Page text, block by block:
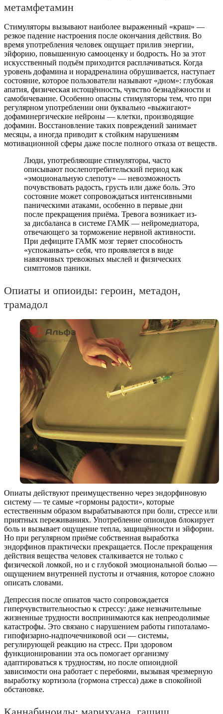
метамфетамин
Стимуляторы вызывают наиболее выраженный «краш» —
резкое падение настроения после окончания действия. Во
время употребления человек ощущает прилив энергии,
эйфорию, повышенную самооценку и бодрость. Но за этот
искусственный подъём приходится расплачиваться. Когда
уровень дофамина и норадреналина обрушивается, наступает
состояние, которое пользователи называют «дном»: глубокая
апатия, физическая истощённость, чувство безнадёжности и
самобичевание. Особенно опасны стимуляторы тем, что при
регулярном употреблении они буквально «выжигают»
дофаминергические нейроны — клетки, производящие
дофамин. Восстановление таких повреждений занимает
месяцы, а иногда приводит к стойким нарушениям
мотивационной сферы даже после полного отказа от веществ.
Люди, употребляющие стимуляторы, часто
описывают послепотребительский период как
«эмоциональную слепоту» — невозможность
почувствовать радость, грусть или даже боль. Это
состояние может сопровождаться интенсивными
паническими атаками, особенно в первые дни
после прекращения приёма. Тревога возникает из-
за дисбаланса в системе ГАМК — нейромедиатора,
отвечающего за торможение нервной активности.
При дефиците ГАМК мозг теряет способность
«успокаивать» себя, что проявляется в виде
навязчивых тревожных мыслей и физических
симптомов паники.
Опиаты и опиоиды: героин, метадон,
трамадол
Опиаты действуют преимущественно через эндорфиновую
систему — те самые «гормоны радости», которые
естественным образом вырабатываются при боли, стрессе или
приятных переживаниях. Употребление опиоидов блокирует
боль и вызывает ощущение тепла, защищённости и эйфории.
Но при регулярном приёме собственная выработка
эндорфинов практически прекращается. После прекращения
действия вещества человек сталкивается не только с
физической ломкой, но и с глубокой эмоциональной болью —
ощущением внутренней пустоты и отчаяния, которое сложно
описать словами.
Депрессия после опиатов часто сопровождается
гиперчувствительностью к стрессу: даже незначительные
жизненные трудности воспринимаются как непреодолимые
катастрофы. Это связано с нарушением работы гипоталамо-
гипофизарно-надпочечниковой оси — системы,
регулирующей реакцию на стресс. При здоровом
функционировании эта ось помогает организму
адаптироваться к трудностям, но после опиоидной
зависимости она работает с перебоями, вызывая чрезмерную
выработку кортизола (гормона стресса) даже в спокойной
обстановке.